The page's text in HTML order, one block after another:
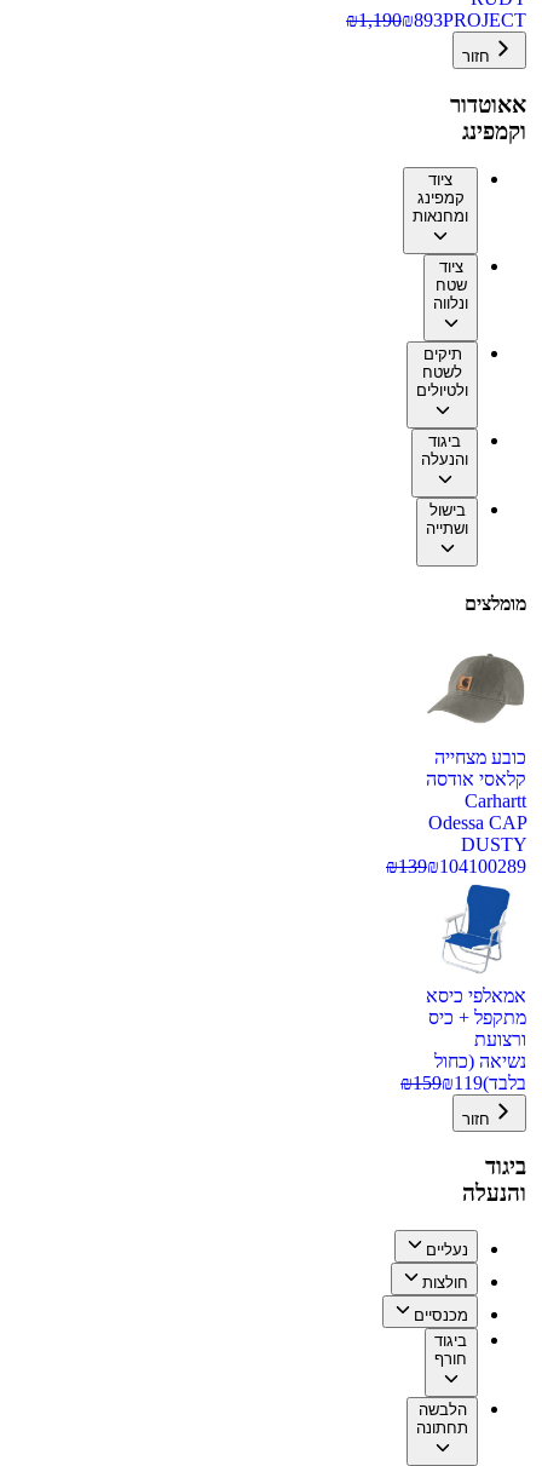
PROJECT
₪893
₪1,190
חזור
אאוטדור
וקמפינג
ציוד
קמפינג
ומחנאות
ציוד
שטח
ונלווה
תיקים
לשטח
ולטיולים
ביגוד
והנעלה
בישול
ושתייה
מומלצים
כובע מצחייה
קלאסי אודסה
Carhartt
Odessa CAP
DUSTY
100289
₪104
₪139
אמאלפי כיסא
מתקפל + כיס
ורצועת
נשיאה (כחול
בלבד)
₪119
₪159
חזור
ביגוד
והנעלה
נעליים
חולצות
מכנסיים
ביגוד
חורף
הלבשה
תחתונה